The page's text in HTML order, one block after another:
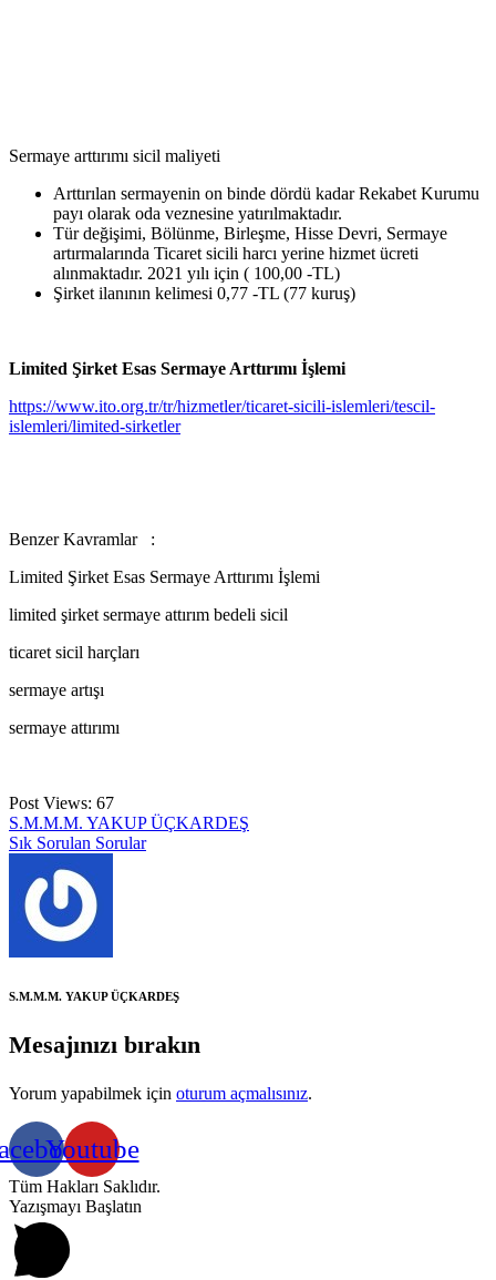
Sermaye arttırımı sicil maliyeti
Arttırılan sermayenin on binde dördü kadar Rekabet Kurumu
payı olarak oda veznesine yatırılmaktadır.
Tür değişimi, Bölünme, Birleşme, Hisse Devri, Sermaye
artırmalarında Ticaret sicili harcı yerine hizmet ücreti
alınmaktadır. 2021 yılı için ( 100,00 -TL)
Şirket ilanının kelimesi 0,77 -TL (77 kuruş)
Limited Şirket Esas Sermaye Arttırımı İşlemi
https://www.ito.org.tr/tr/hizmetler/ticaret-sicili-islemleri/tescil-
islemleri/limited-sirketler
Benzer Kavramlar :
Limited Şirket Esas Sermaye Arttırımı İşlemi
limited şirket sermaye attırım bedeli sicil
ticaret sicil harçları
sermaye artışı
sermaye attırımı
Post Views: 67
S.M.M.M. YAKUP ÜÇKARDEŞ
Sık Sorulan Sorular
S.M.M.M. YAKUP ÜÇKARDEŞ
Mesajınızı bırakın
Yorum yapabilmek için oturum açmalısınız.
Youtube
Tüm Hakları Saklıdır.
Yazışmayı Başlatın